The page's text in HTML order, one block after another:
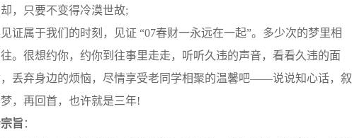
只要不变得冷漠世故;
属于我们的时刻，见证 “07春财一永远在一起”。多少次的梦里相
。很想约你，约你到往事里走走，听听久违的声音，看看久违的面
丢弃身边的烦恼，尽情享受老同学相聚的温馨吧——说说知心话，叙
，再回首，也许就是三年!
旨 ：